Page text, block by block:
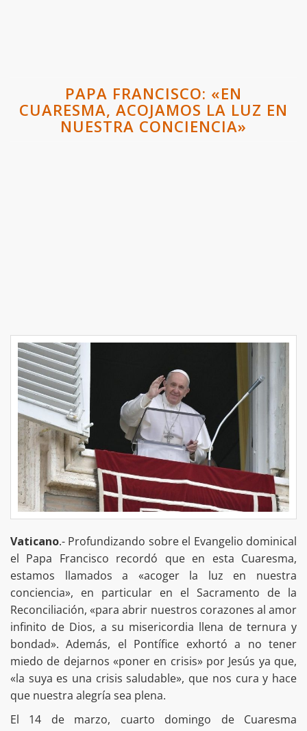
PAPA FRANCISCO: «EN
CUARESMA, ACOJAMOS LA LUZ EN
NUESTRA CONCIENCIA»
Vaticano.- Profundizando sobre el Evangelio dominical
el Papa Francisco recordó que en esta Cuaresma,
estamos llamados a «acoger la luz en nuestra
conciencia», en particular en el Sacramento de la
Reconciliación, «para abrir nuestros corazones al amor
infinito de Dios, a su misericordia llena de ternura y
bondad». Además, el Pontífice exhortó a no tener
miedo de dejarnos «poner en crisis» por Jesús ya que,
«la suya es una crisis saludable», que nos cura y hace
que nuestra alegría sea plena.
El 14 de marzo, cuarto domingo de Cuaresma